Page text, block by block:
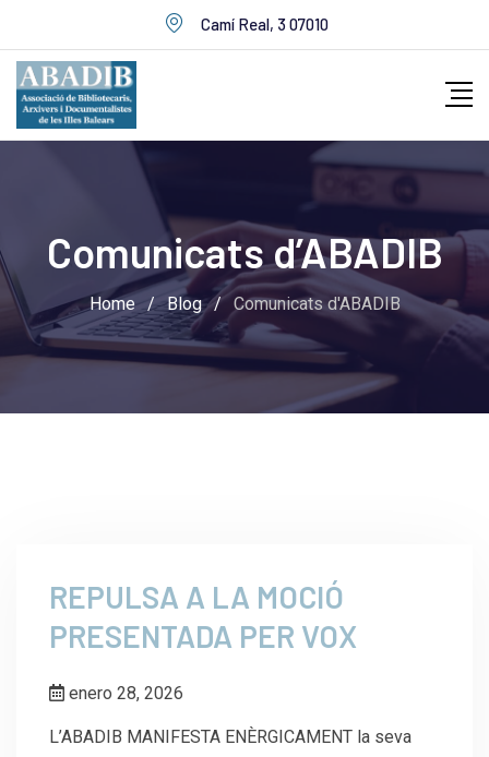
to
content
Camí Real, 3 07010
Comunicats d’ABADIB
Home / Blog / Comunicats d'ABADIB
REPULSA A LA MOCIÓ
PRESENTADA PER VOX
enero 28, 2026
L’ABADIB MANIFESTA ENÈRGICAMENT la seva